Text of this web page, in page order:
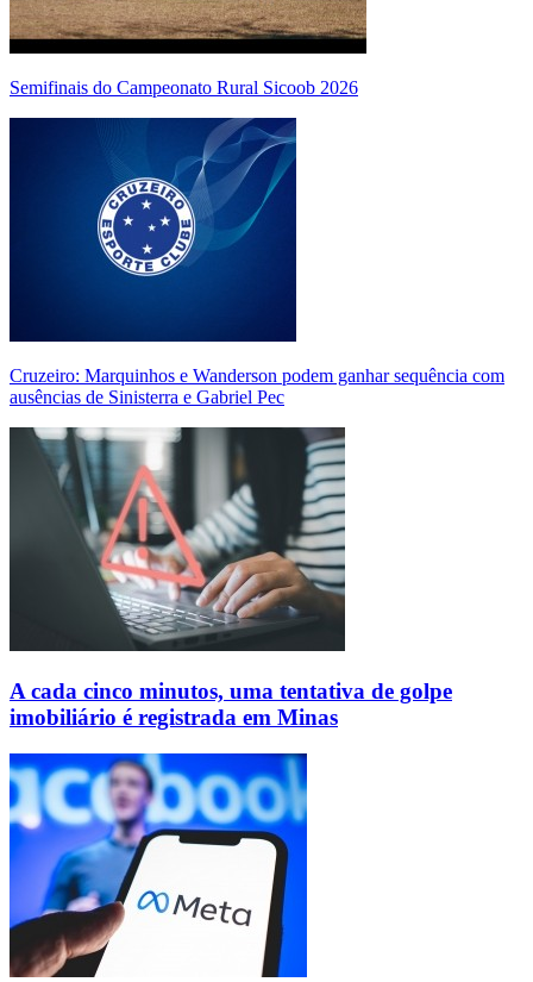
Semifinais do Campeonato Rural Sicoob 2026
Cruzeiro: Marquinhos e Wanderson podem ganhar sequência com
ausências de Sinisterra e Gabriel Pec
A cada cinco minutos, uma tentativa de golpe
imobiliário é registrada em Minas